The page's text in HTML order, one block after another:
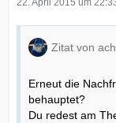
22. April 2015 um
Zitat von
Erneut die
behauptet?
Du redest am